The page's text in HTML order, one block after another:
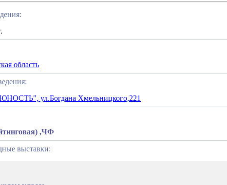
область
ул.Богдана Хмельницкого,221
,ЧФ
выставки: